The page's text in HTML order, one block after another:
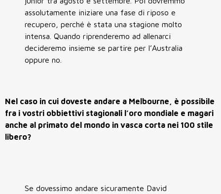
assolutamente iniziare una fase di riposo e
recupero, perché è stata una stagione molto
intensa. Quando riprenderemo ad allenarci
decideremo insieme se partire per l’Australia
oppure no.
Nel caso in cui doveste andare a Melbourne, è possibile
fra i vostri obbiettivi stagionali l’oro mondiale e magari
anche al primato del mondo in vasca corta nei 100 stile
libero?
Se dovessimo andare sicuramente David